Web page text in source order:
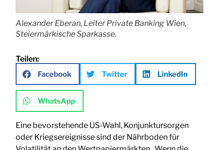
Alexander Eberan, Leiter Private Banking Wien,
Steiermärkische Sparkasse.
Teilen:
Facebook Twitter LinkedIn
WhatsApp
Eine bevorstehende US-Wahl, Konjunktursorgen
oder Kriegsereignisse sind der Nährboden für